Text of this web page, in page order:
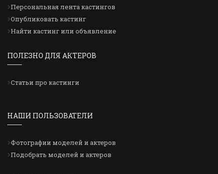
Персональная лента кастингов
Опубликовать кастинг
Найти кастинг или объявление
ПОЛЕЗНО ДЛЯ АКТЕРОВ
Статьи про кастинги
НАШИ ПОЛЬЗОВАТЕЛИ
Фотографии моделей и актеров
Подобрать моделей и актеров